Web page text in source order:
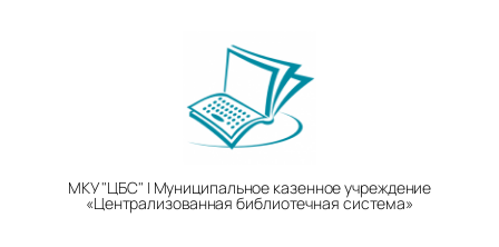
МКУ "ЦБС" | Муниципальное казенное учреждение
«Централизованная библиотечная система»